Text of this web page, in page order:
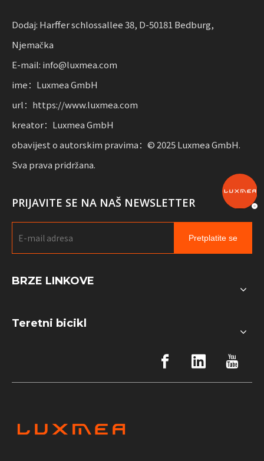
Dodaj: Harffer schlossallee 38, D-50181 Bedburg,
Njemačka
E-mail: info@luxmea.com
ime：Luxmea GmbH
url：https://www.luxmea.com
kreator：Luxmea GmbH
obavijest o autorskim pravima：© 2025 Luxmea GmbH.
Sva prava pridržana.
PRIJAVITE SE NA NAŠ NEWSLETTER
Pretplatite se
BRZE LINKOVE
Teretni bicikl